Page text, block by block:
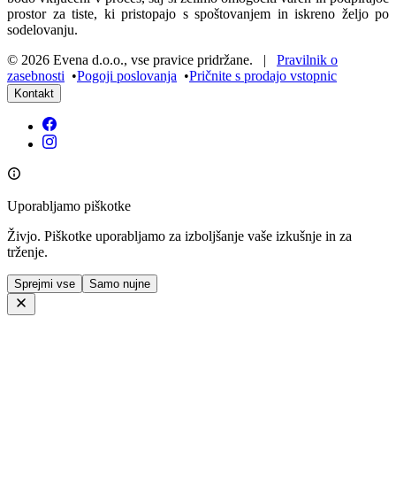
prostor za tiste, ki pristopajo s spoštovanjem in iskreno željo po
sodelovanju.
© 2026 Evena d.o.o., vse pravice pridržane. | Pravilnik o
zasebnosti •Pogoji poslovanja •Pričnite s prodajo vstopnic
Kontakt
Uporabljamo piškotke
Živjo. Piškotke uporabljamo za izboljšanje vaše izkušnje in za
trženje.
Sprejmi vse Samo nujne